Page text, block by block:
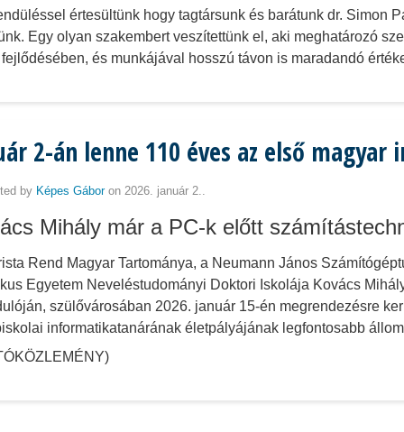
értesültünk hogy tagtársunk és barátunk dr. Simon
Egy olyan szakembert veszítettünk el, aki meghatározó
és munkájával hosszú távon is maradandó
2-án lenne 110 éves az első
by Képes Gáboron 2026. január 2..
Mihály már a PC-k előtt
Rend Magyar Tartománya, a Neumann János
Egyetem Neveléstudományi Doktori Iskolája Kovács
szülővárosában 2026. január 15-én megrendezésre
informatikatanárának életpályájának legfontosabb